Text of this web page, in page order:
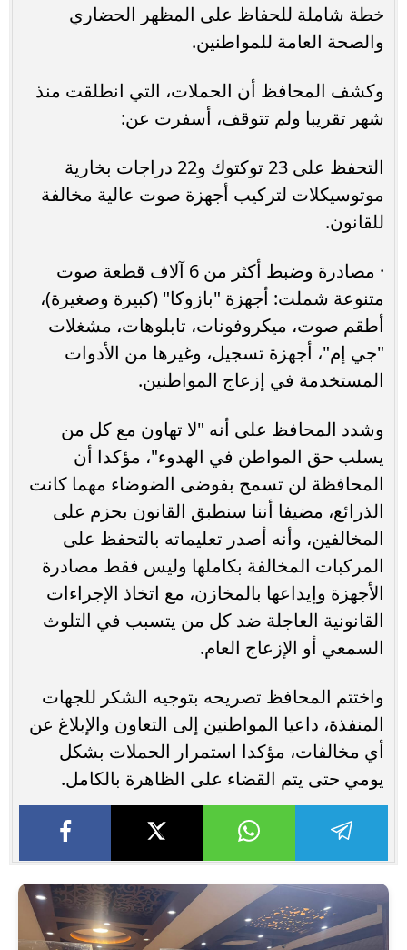
خطة شاملة للحفاظ على المظهر الحضاري
والصحة العامة للمواطنين.
وكشف المحافظ أن الحملات، التي انطلقت منذ
شهر تقريبا ولم تتوقف، أسفرت عن:
التحفظ على 23 توكتوك و22 دراجات بخارية
موتوسيكلات لتركيب أجهزة صوت عالية مخالفة
للقانون.
· مصادرة وضبط أكثر من 6 آلاف قطعة صوت
متنوعة شملت: أجهزة "بازوكا" (كبيرة وصغيرة)،
أطقم صوت، ميكروفونات، تابلوهات، مشغلات
"جي إم"، أجهزة تسجيل، وغيرها من الأدوات
المستخدمة في إزعاج المواطنين.
وشدد المحافظ على أنه "لا تهاون مع كل من
يسلب حق المواطن في الهدوء"، مؤكدا أن
المحافظة لن تسمح بفوضى الضوضاء مهما كانت
الذرائع، مضيفا أننا سنطبق القانون بحزم على
المخالفين، وأنه أصدر تعليماته بالتحفظ على
المركبات المخالفة بكاملها وليس فقط مصادرة
الأجهزة وإيداعها بالمخازن، مع اتخاذ الإجراءات
القانونية العاجلة ضد كل من يتسبب في التلوث
السمعي أو الإزعاج العام.
واختتم المحافظ تصريحه بتوجيه الشكر للجهات
المنفذة، داعيا المواطنين إلى التعاون والإبلاغ عن
أي مخالفات، مؤكدا استمرار الحملات بشكل
يومي حتى يتم القضاء على الظاهرة بالكامل.